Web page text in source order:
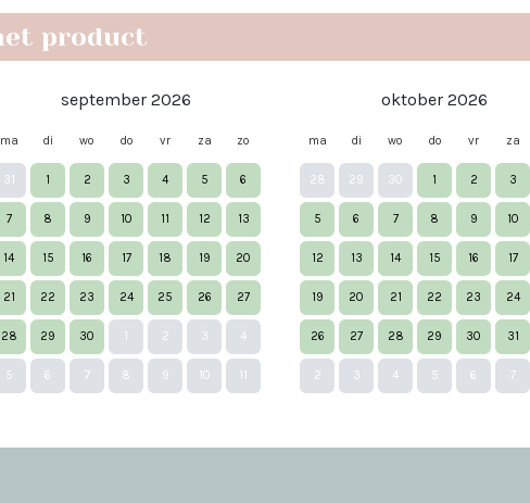
product
september 2026
ma di wo do vr za zo
31 1 2 3 4 5 6
7 8 9 10 11 12 13
14 15 16 17 18 19 20
21 22 23 24 25 26 27
28 29 30 2 3 4
5 6 7 8 9 10
oktober 2026
ma di wo do vr za
28 29 30 1 2 3
5 6 7 8 9 10
12 13 14 15 16 17
19 20 21 22 23 24
26 27 28 29 30 31
2 3 4 5 6 7